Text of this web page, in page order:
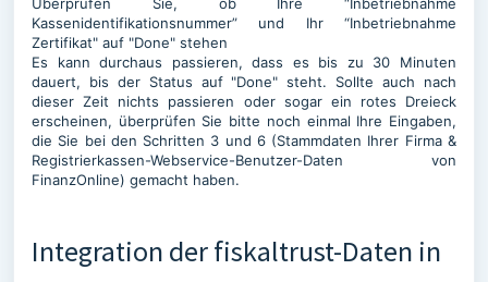
Kassenidentifikationsnummer” und Ihr “Inbetriebnahme
Zertifikat" auf "Done" stehen
Es kann durchaus passieren, dass es bis zu 30 Minuten
dauert, bis der Status auf "Done" steht. Sollte auch nach
dieser Zeit nichts passieren oder sogar ein rotes Dreieck
erscheinen, überprüfen Sie bitte noch einmal Ihre Eingaben,
die Sie bei den Schritten 3 und 6 (Stammdaten Ihrer Firma &
Registrierkassen-Webservice-Benutzer-Daten von
FinanzOnline) gemacht haben.
Integration der fiskaltrust-Daten in